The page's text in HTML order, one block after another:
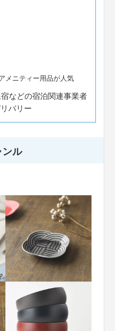
メニティー用品が人気
などの宿泊関連事業者
バリー
ンル